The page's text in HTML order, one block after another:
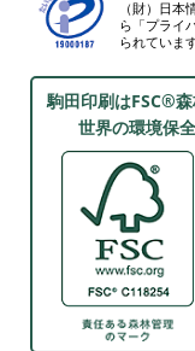
（財）日本
ら「プライ
られています
駒田印刷はFSC®
世界の環境保